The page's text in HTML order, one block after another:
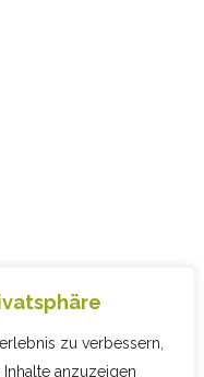
zu verbessern,
anzuzeigen